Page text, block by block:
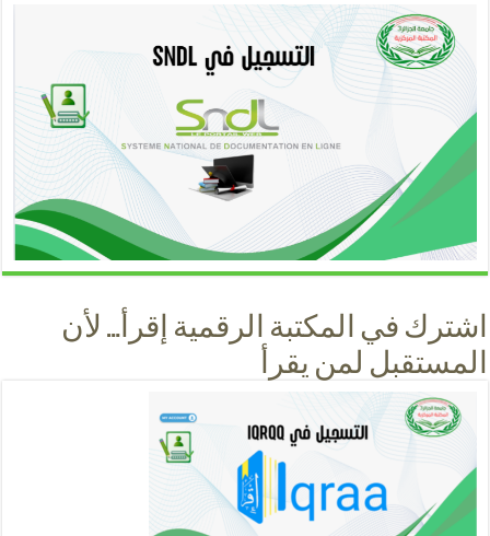
اشترك في المكتبة الرقمية إقرأ… لأن
المستقبل لمن يقرأ